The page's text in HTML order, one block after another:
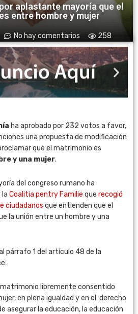
aplastante mayoría que el
entre hombre y mujer
No hay comentarios 258
ha aprobado por 232 votos a favor,
una propuesta de modificación
que el matrimonio es
y una mujer.
del congreso rumano ha
Coalitia pentry Familie que recogió
ciudadanos que entienden que el
la unión entre un hombre y una
párrafo 1 del artículo 48 de la
matrimonio libremente consentido
en plena igualdad y en el derecho
asegurar la educación, la educación